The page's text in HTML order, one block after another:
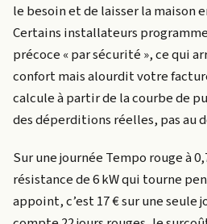
le besoin et de laisser la maison
Certains installateurs
précoce « par sécurité », ce qui
confort mais alourdit votre
calcule à partir de la courbe de
des déperditions réelles, pas au
Sur une journée Tempo rouge à
résistance de 6 kW qui tourne
appoint, c’est 17 € sur une seule